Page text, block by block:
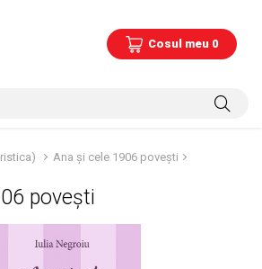
Cosul meu 0
Ana și cele 1906 povești
povești